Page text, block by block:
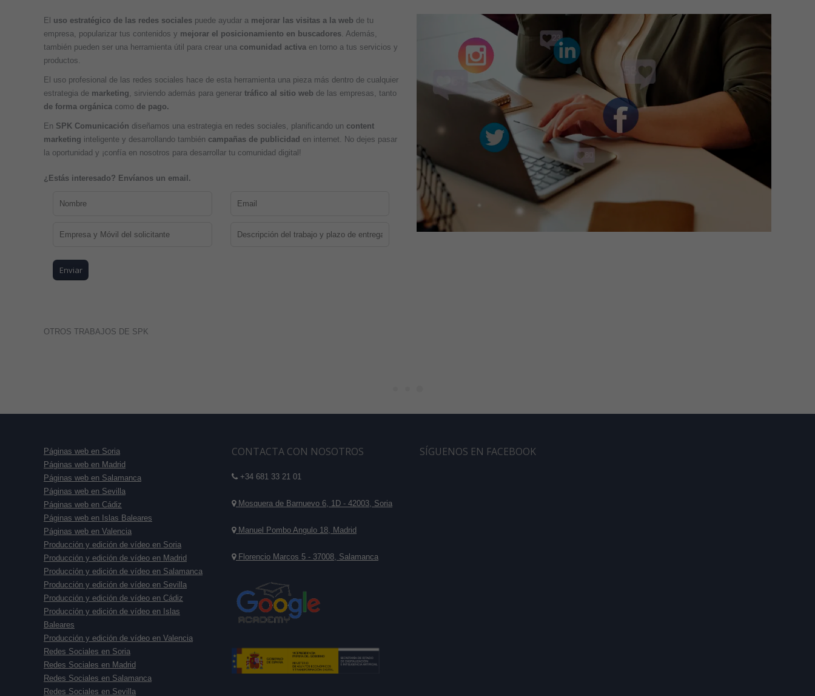
El uso estratégico de las redes sociales puede ayudar a mejorar las visitas a la web de tu
empresa, popularizar tus contenidos y mejorar el posicionamiento en buscadores. Además,
también pueden ser una herramienta útil para crear una comunidad activa en torno a tus servicios y
productos.
El uso profesional de las redes sociales hace de esta herramienta una pieza más dentro de cualquier
estrategia de marketing, sirviendo además para generar tráfico al sitio web de las empresas, tanto
de forma orgánica como de pago.
En SPK Comunicación diseñamos una estrategia en redes sociales, planificando un content
marketing inteligente y desarrollando también campañas de publicidad en internet. No dejes pasar
la oportunidad y ¡confía en nosotros para desarrollar tu comunidad digital!
¿Estás interesado? Envíanos un email.
OTROS TRABAJOS DE SPK
Páginas web en Soria
Páginas web en Madrid
Páginas web en Salamanca
Páginas web en Sevilla
Páginas web en Cádiz
Páginas web en Islas Baleares
Páginas web en Valencia
Producción y edición de vídeo en Soria
Producción y edición de vídeo en Madrid
Producción y edición de vídeo en Salamanca
Producción y edición de vídeo en Sevilla
Producción y edición de vídeo en Cádiz
Producción y edición de vídeo en Islas
Baleares
Producción y edición de vídeo en Valencia
Redes Sociales en Soria
Redes Sociales en Madrid
Redes Sociales en Salamanca
Redes Sociales en Sevilla
CONTACTA CON NOSOTROS
+34 681 33 21 01
Mosquera de Barnuevo 6, 1D - 42003, Soria
Manuel Pombo Angulo 18, Madrid
Florencio Marcos 5 - 37008, Salamanca
SÍGUENOS EN FACEBOOK